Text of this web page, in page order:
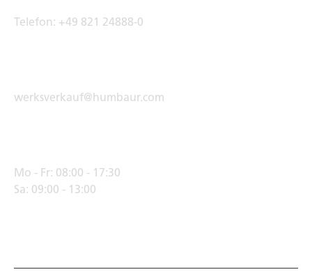
Telefon: +49 821 24888-0
werksverkauf@humbaur.com
Mo - Fr: 08:00 - 17:30
Sa: 09:00 - 13:00